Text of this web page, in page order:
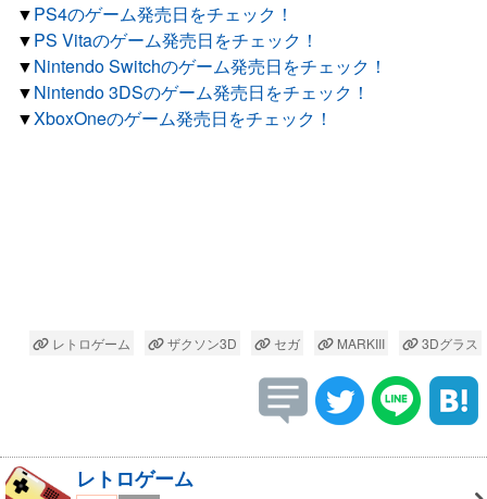
▼PS4のゲーム発売日をチェック！
▼PS Vitaのゲーム発売日をチェック！
▼Nintendo Switchのゲーム発売日をチェック！
▼Nintendo 3DSのゲーム発売日をチェック！
▼XboxOneのゲーム発売日をチェック！
レトロゲーム ザクソン3D セガ MARKIII 3Dグラス
レトロゲーム